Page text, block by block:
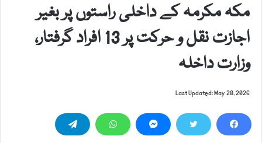
مکہ مکرمہ کے داخلی راستوں پر بغیر
اجازت نقل و حرکت پر 13 افراد گرفتار،
وزارت داخلہ
Last Updated: May 20, 2026